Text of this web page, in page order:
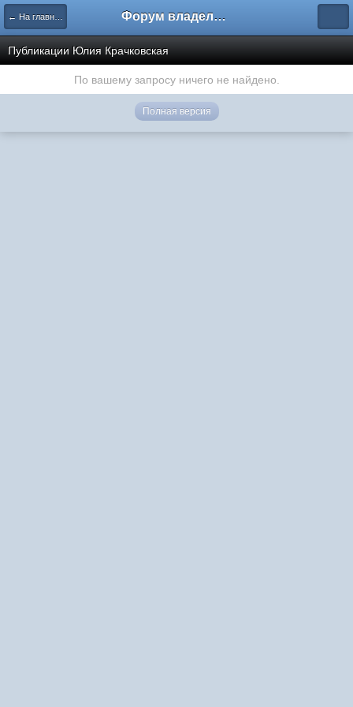
← На главную Форум владельцев интернет-магазинов
Публикации Юлия Крачковская
По вашему запросу ничего не найдено.
Полная версия